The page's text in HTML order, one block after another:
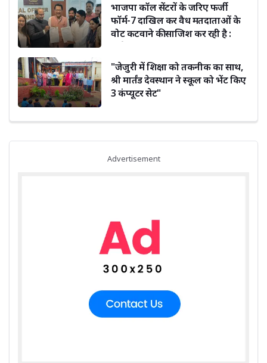
भाजपा कॉल सेंटरों के जरिए फर्जी
फॉर्म-7 दाखिल कर वैध मतदाताओं के
वोट कटवाने की साजिश कर रही है :
"जेजुरी में शिक्षा को तकनीक का साथ,
श्री मार्तंड देवस्थान ने स्कूल को भेंट किए
3 कंप्यूटर सेट"
Advertisement